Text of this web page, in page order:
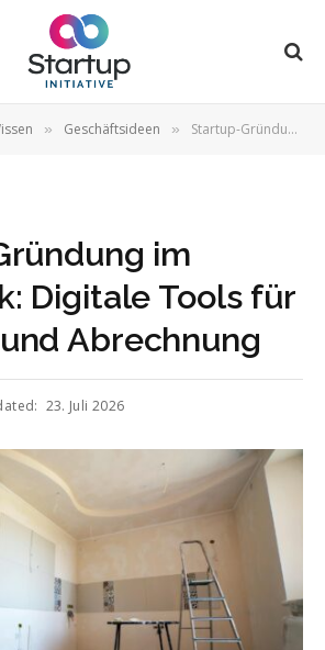
» Geschäftsideen » Startup-Gründung im Handwerk: Digitale Tools für Angebot und Abrechnung
im
Digitale Tools für
Abrechnung
23. Juli 2026